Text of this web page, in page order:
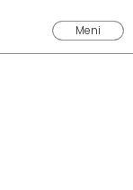
Meni